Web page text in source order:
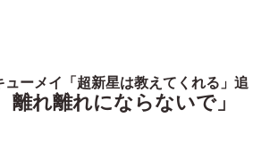
ーメイ「 超新星は教えてくれる」追
離れ離れにならないで」